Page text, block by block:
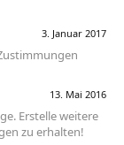
3. Januar 2017
13. Mai 2016
Erstelle weitere
zu erhalten!